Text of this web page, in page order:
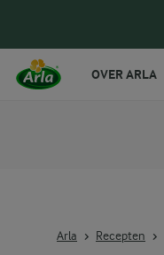
Arla Recepten
OVER ARLA